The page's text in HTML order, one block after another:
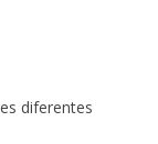
diferentes